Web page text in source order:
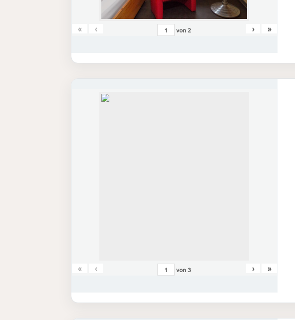
« ‹ von 2 › »
« ‹ von3 › »